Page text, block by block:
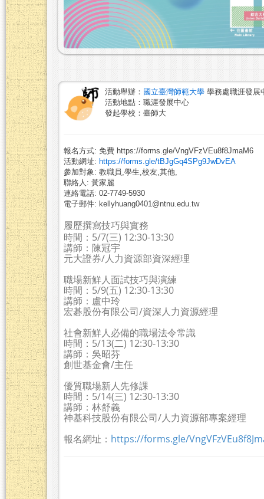
活動舉辦： 國立臺灣師範大學 學務處職涯發展
活動地點：職涯發展中心
發起學校：臺師大
報名方式: 免費 https://forms.gle/VngVFzVEu8f8JmaM6
活動網址: https://forms.gle/tBJgGq4SPg9JwDvEA
參加對象: 教職員,學生,校友,其他,
聯絡人: 黃家麗
連絡電話: 02-7749-5930
電子郵件: kellyhuang0401@ntnu.edu.tw
履歷撰寫技巧與實務
時間：5/7(三) 12:30-13:30
講師：陳冠宇
元大證券/人力資源部資深經理
職場新鮮人面試技巧與演練
時間：5/9(五) 12:30-13:30
講師：盧中玲
宏碁股份有限公司/資深人力資源經理
社會新鮮人必備的職場法令常識
時間：5/13(二) 12:30-13:30
講師：吳昭芬
創世基金會/主任
優質職場新人先修課
時間：5/14(三) 12:30-13:30
講師：林舒義
神基科技股份有限公司/人力資源部專案經理
報名網址： https://forms.gle/